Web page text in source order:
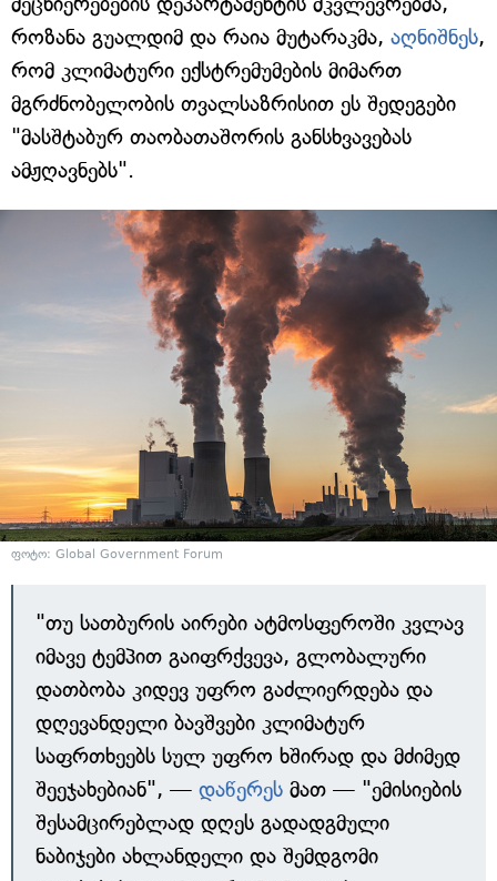
როზანა გუალდიმ და რაია მუტარაკმა, აღნიშნეს,
რომ კლიმატური ექსტრემუმების მიმართ
მგრძნობელობის თვალსაზრისით ეს შედეგები
"მასშტაბურ თაობათაშორის განსხვავებას
ამჟღავნებს".
ფოტო: Global Government Forum
"თუ სათბურის აირები ატმოსფეროში კვლავ
იმავე ტემპით გაიფრქვევა, გლობალური
დათბობა კიდევ უფრო გაძლიერდება და
დღევანდელი ბავშვები კლიმატურ
საფრთხეებს სულ უფრო ხშირად და მძიმედ
შეეჯახებიან", — დაწერეს მათ — "ემისიების
შესამცირებლად დღეს გადადგმული
ნაბიჯები ახლანდელი და შემდგომი